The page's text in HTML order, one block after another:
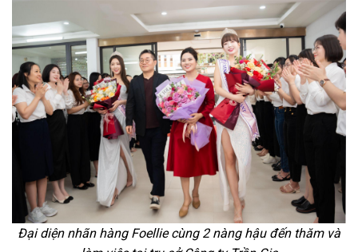
Đại diện nhãn hàng Foellie cùng 2 nàng hậu đến thăm và